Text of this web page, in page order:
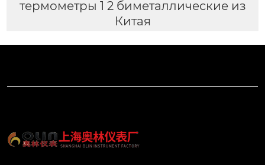
термометры 1 2 биметаллические из
Китая